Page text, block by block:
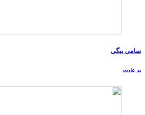
سامی بیگی
بد عادت